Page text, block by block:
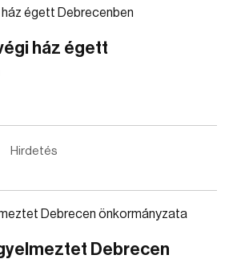
ház égett
Hirdetés
Debrecen